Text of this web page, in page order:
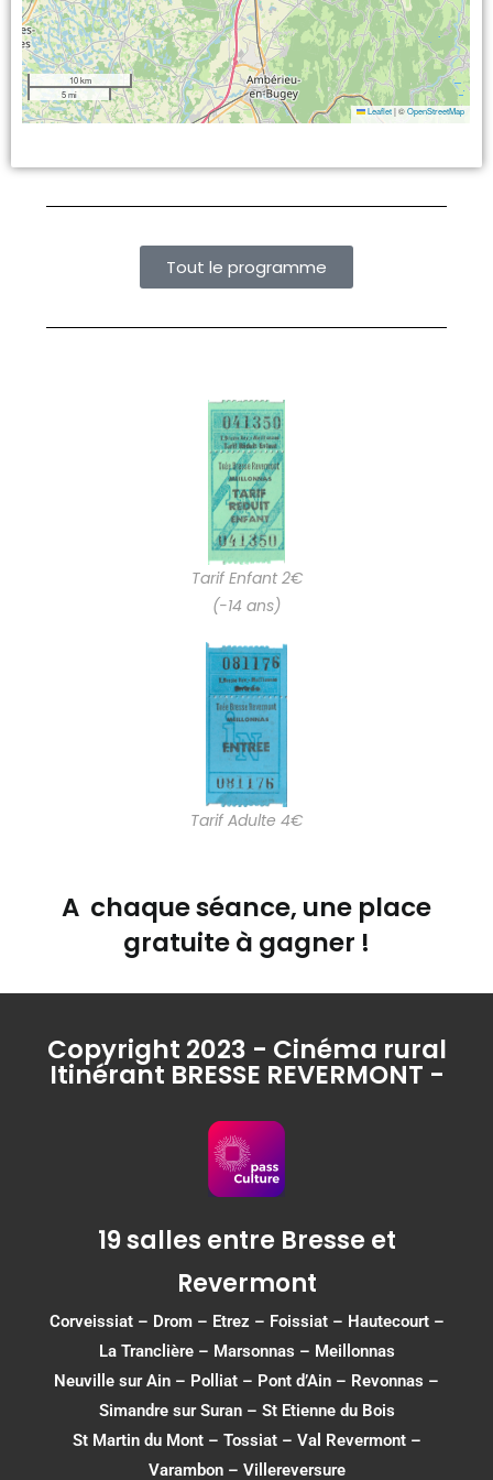
10 km
5 mi
Leaflet |©OpenStreetMap
Tout le programme
Tarif Enfant 2€
(-14 ans)
Tarif Adulte 4€
A chaque séance, une place
gratuite à gagner !
Copyright 2023 - Cinéma rural
Itinérant BRESSE REVERMONT -
19 salles entre Bresse et
Revermont
Corveissiat– Drom– Etrez – Foissiat– Hautecourt–
La Tranclière – Marsonnas – Meillonnas
Neuville sur Ain – Polliat – Pont d’Ain – Revonnas –
Simandre sur Suran– St Etienne du Bois
St Martin du Mont– Tossiat– Val Revermont–
Varambon– Villereversure